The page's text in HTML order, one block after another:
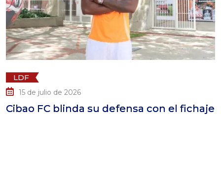
de 2026
blinda su defensa con el fichaje
Cibao